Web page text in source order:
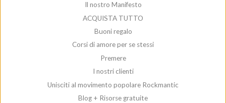
Il nostro Manifesto
ACQUISTA TUTTO
Buoni regalo
Corsi di amore per se stessi
Premere
I nostri clienti
Unisciti al movimento popolare Rockmantic
Blog + Risorse gratuite